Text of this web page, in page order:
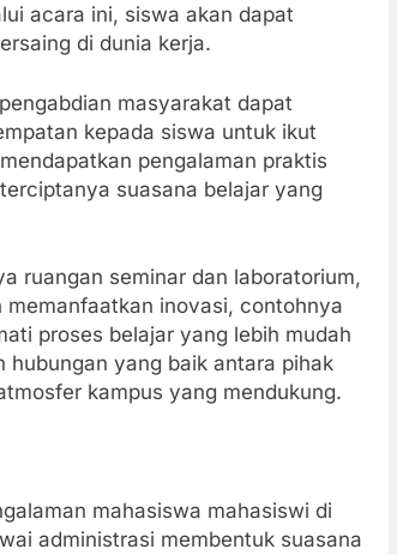
acara ini, siswa akan dapat
di dunia kerja.
masyarakat dapat
kepada siswa untuk ikut
pengalaman praktis
suasana belajar yang
ruangan seminar dan laboratorium,
inovasi, contohnya
proses belajar yang lebih mudah
hubungan yang baik antara pihak
kampus yang mendukung.
mahasiswa mahasiswi di
administrasi membentuk suasana